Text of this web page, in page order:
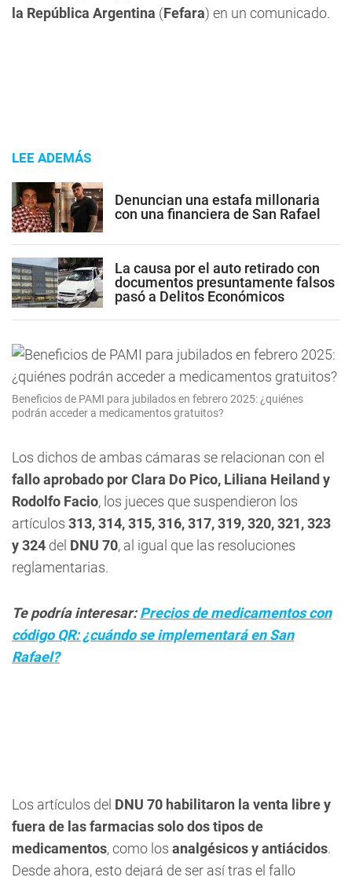
la República Argentina (Fefara) en un comunicado.
LEE ADEMÁS
Denuncian una estafa millonaria
con una financiera de San Rafael
La causa por el auto retirado con
documentos presuntamente falsos
pasó a Delitos Económicos
Beneficios de PAMI para jubilados en febrero 2025: ¿quiénes
podrán acceder a medicamentos gratuitos?
Los dichos de ambas cámaras se relacionan con el
fallo aprobado por Clara Do Pico, Liliana Heiland y
Rodolfo Facio, los jueces que suspendieron los
artículos 313, 314, 315, 316, 317, 319, 320, 321, 323
y 324 del DNU 70, al igual que las resoluciones
reglamentarias.
Te podría interesar: Precios de medicamentos con
código QR: ¿cuándo se implementará en San
Rafael?
Los artículos del DNU 70 habilitaron la venta libre y
fuera de las farmacias solo dos tipos de
medicamentos, como los analgésicos y antiácidos.
Desde ahora, esto dejará de ser así tras el fallo